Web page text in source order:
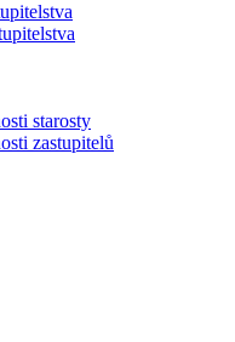
starosty
zastupitelů